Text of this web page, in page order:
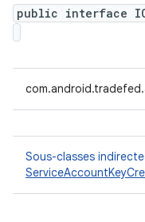
public interface
Sous-classes